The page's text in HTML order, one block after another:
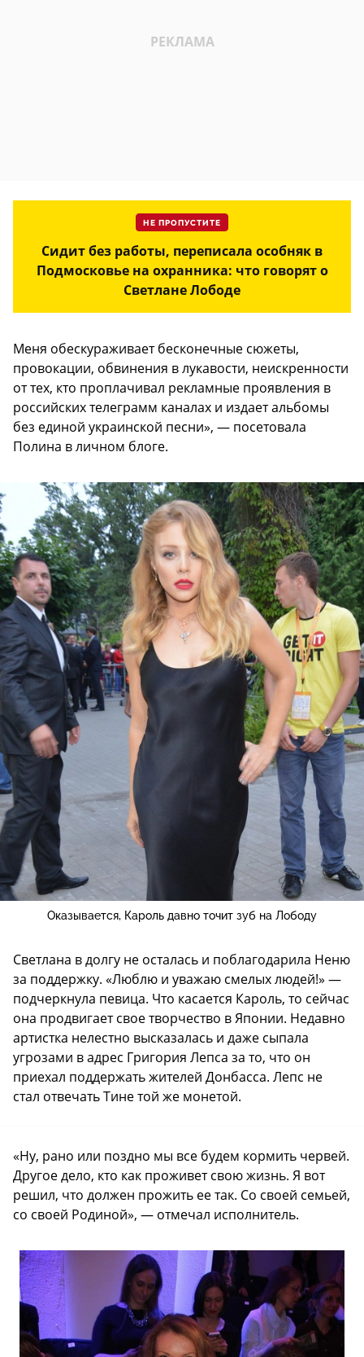
НЕ ПРОПУСТИТЕ
Сидит без работы, переписала особняк в
Подмосковье на охранника: что говорят о
Светлане Лободе
Меня обескураживает бесконечные сюжеты,
провокации, обвинения в лукавости, неискренности
от тех, кто проплачивал рекламные проявления в
российских телеграмм каналах и издает альбомы
без единой украинской песни», — посетовала
Полина в личном блоге.
Оказывается, Кароль давно точит зуб на Лободу
Светлана в долгу не осталась и поблагодарила Неню
за поддержку. «Люблю и уважаю смелых людей!» —
подчеркнула певица. Что касается Кароль, то сейчас
она продвигает свое творчество в Японии. Недавно
артистка нелестно высказалась и даже сыпала
угрозами в адрес Григория Лепса за то, что он
приехал поддержать жителей Донбасса. Лепс не
стал отвечать Тине той же монетой.
«Ну, рано или поздно мы все будем кормить червей.
Другое дело, кто как проживет свою жизнь. Я вот
решил, что должен прожить ее так. Со своей семьей,
со своей Родиной», — отмечал исполнитель.